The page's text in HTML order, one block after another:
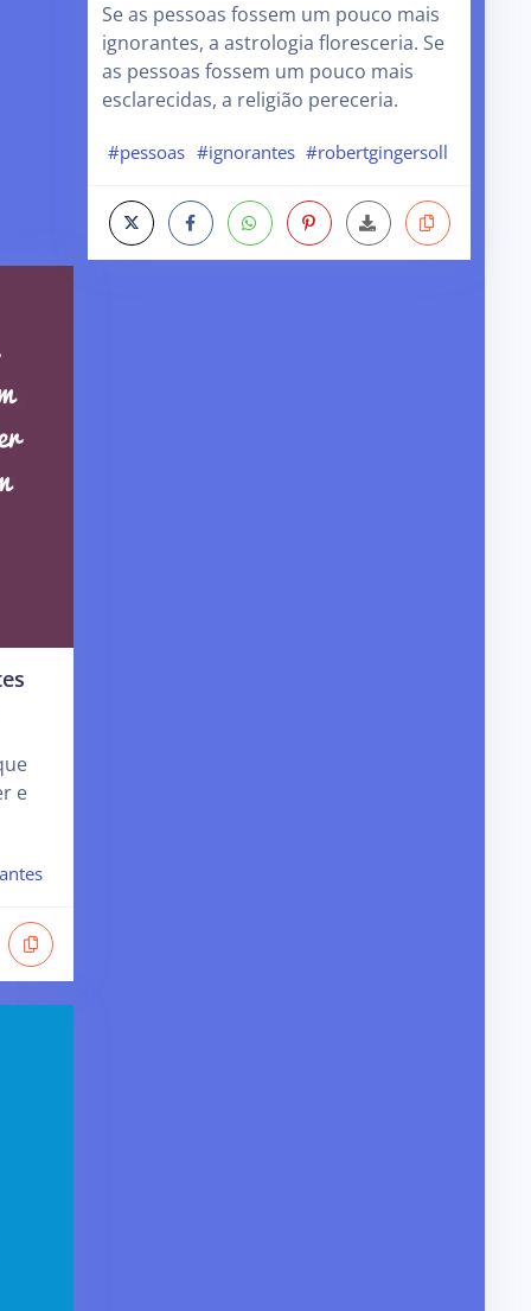
e
Se as pessoas fossem um pouco mais
ignorantes, a astrologia floresceria. Se
as pessoas fossem um pouco mais
esclarecidas, a religião pereceria.
#pessoas #ignorantes #robertgingersoll